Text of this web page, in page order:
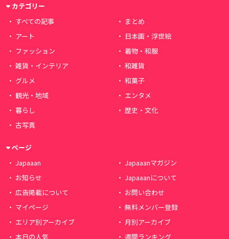
カテゴリー
すべての記事
まとめ
アート
日本画・浮世絵
ファッション
着物・和服
雑貨・インテリア
和雑貨
グルメ
和菓子
観光・地域
エンタメ
暮らし
歴史・文化
古写真
ページ
Japaaan
Japaaanマガジン
お知らせ
Japaaanについて
広告掲載について
お問い合わせ
マイページ
無料メンバー登録
エリア別アーカイブ
月別アーカイブ
本日の人気
週間ランキング